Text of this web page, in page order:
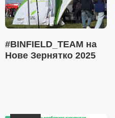
#BINFIELD_TEAM на
Нове Зернятко 2025